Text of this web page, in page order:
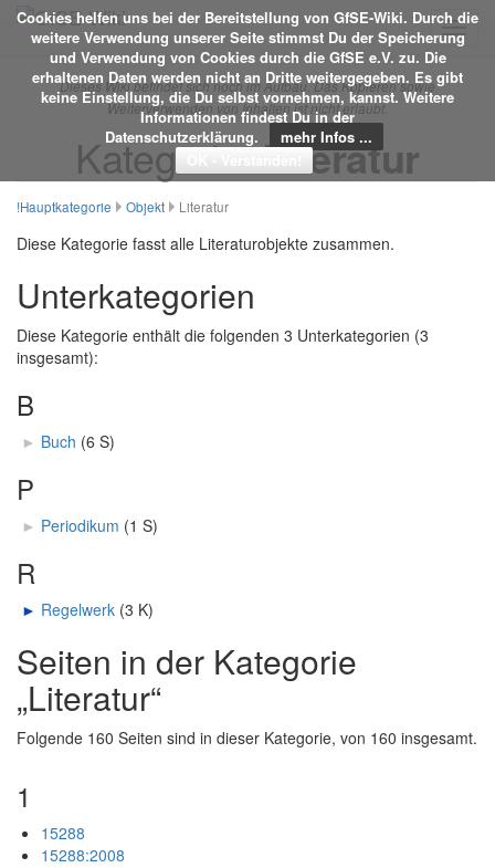
Dieses Wiki befindet sich noch im Aufbau. Das Kopieren sowie
Weiterverwenden von Inhalten ist nicht erlaubt.
Cookies helfen uns bei der Bereitstellung von GfSE-Wiki. Durch die
weitere Verwendung unserer Seite stimmst Du der Speicherung
und Verwendung von Cookies durch die GfSE e.V. zu. Die
erhaltenen Daten werden nicht an Dritte weitergegeben. Es gibt
keine Einstellung, die Du selbst vornehmen, kannst. Weitere
Informationen findest Du in der
Datenschutzerklärung.
mehr Infos ...
Kategorie:Literatur
!Hauptkategorie Objekt Literatur
Diese Kategorie fasst alle Literaturobjekte zusammen.
Unterkategorien
Diese Kategorie enthält die folgenden 3 Unterkategorien (3
insgesamt):
B
► Buch (6 S)
P
► Periodikum (1 S)
R
► Regelwerk‎ (3 K)
Seiten in der Kategorie
„Literatur“
Folgende 160 Seiten sind in dieser Kategorie, von 160 insgesamt.
1
15288
15288:2008